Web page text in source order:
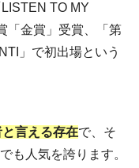
TO MY
「金賞」受賞、「第
」で初出場という
言える存在で、そ
も人気を誇ります。